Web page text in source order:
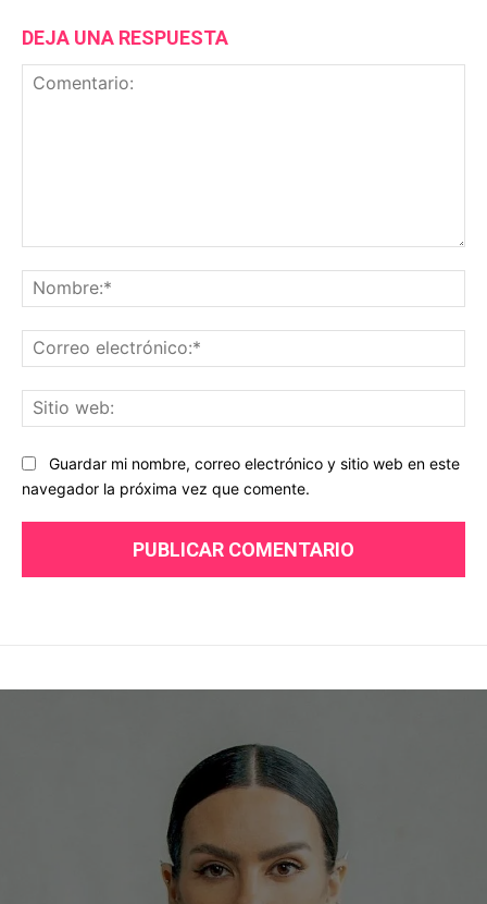
DEJA UNA RESPUESTA
Guardar mi nombre, correo electrónico y sitio web en este
navegador la próxima vez que comente.